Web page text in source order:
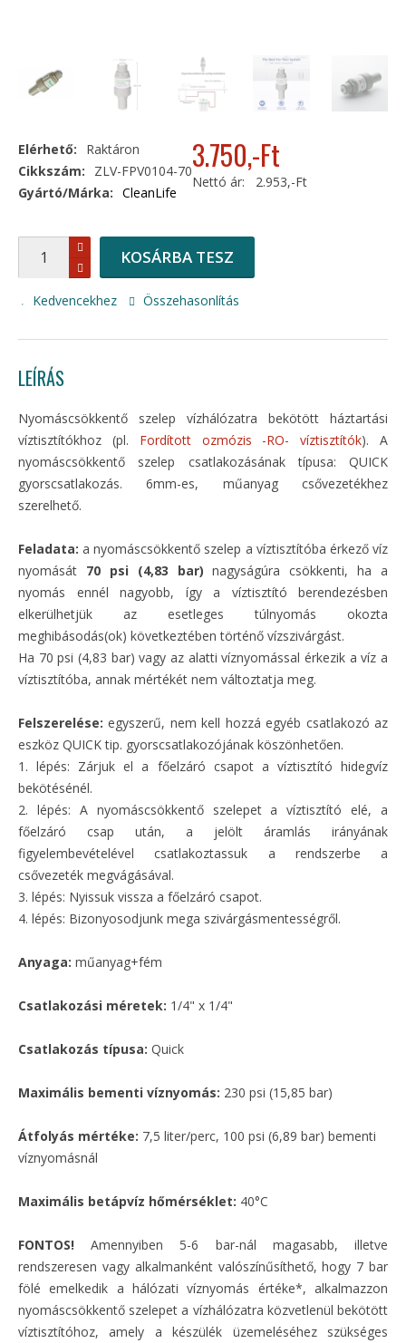
Elérhető:
Raktáron
Cikkszám:
ZLV-FPV0104-70
Gyártó/Márka: CleanLife
3.750,-Ft
Nettó ár: 2.953,-Ft
KOSÁRBA TESZ
Kedvencekhez Összehasonlítás
LEÍRÁS
Nyomáscsökkentő szelep vízhálózatra bekötött háztartási
víztisztítókhoz (pl. Fordított ozmózis -RO- víztisztítók). A
nyomáscsökkentő szelep csatlakozásának típusa: QUICK
gyorscsatlakozás. 6mm-es, műanyag csővezetékhez
szerelhető.
Feladata: a nyomáscsökkentő szelep a víztisztítóba érkező víz
nyomását 70 psi (4,83 bar)nagyságúra csökkenti, ha a
nyomás ennél nagyobb, így a víztisztító berendezésben
elkerülhetjük az esetleges túlnyomás okozta
meghibásodás(ok) következtében történő vízszivárgást.
Ha 70 psi (4,83 bar) vagy az alatti víznyomással érkezik a víz a
víztisztítóba, annak mértékét nem változtatja meg.
Felszerelése: egyszerű, nem kell hozzá egyéb csatlakozó az
eszköz QUICK tip. gyorscsatlakozójának köszönhetően.
1. lépés: Zárjuk el a főelzáró csapot a víztisztító hidegvíz
bekötésénél.
2. lépés: A nyomáscsökkentő szelepet a víztisztító elé, a
főelzáró csap után, a jelölt áramlás irányának
figyelembevételével csatlakoztassuk a rendszerbe a
csővezeték megvágásával.
3. lépés: Nyissuk vissza a főelzáró csapot.
4. lépés: Bizonyosodjunk mega szivárgásmentességről.
Anyaga: műanyag+fém
Csatlakozási méretek: 1/4" x 1/4"
Csatlakozás típusa: Quick
Maximális bementi víznyomás: 230 psi (15,85 bar)
Átfolyás mértéke: 7,5 liter/perc, 100 psi (6,89 bar) bementi
víznyomásnál
Maximális betápvíz hőmérséklet: 40°C
FONTOS! Amennyiben 5-6 bar-nál magasabb, illetve
rendszeresen vagy alkalmanként valószínűsíthető, hogy 7 bar
fölé emelkedik a hálózati víznyomás értéke*, alkalmazzon
nyomáscsökkentő szelepet a vízhálózatra közvetlenül bekötött
víztisztítóhoz, amely a készülék üzemeléséhez szükséges